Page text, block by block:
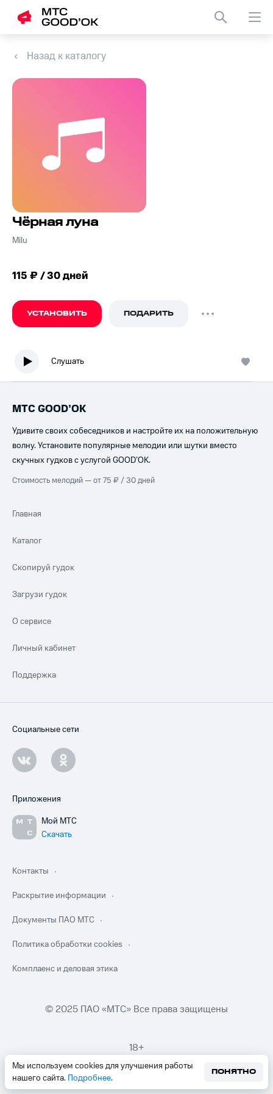
Назад к каталогу
Чёрная луна
Milu
115 ₽ / 30 дней
УСТАНОВИТЬ ПОДАРИТЬ
Слушать
Мы используем cookies для улучшения работы
нашего сайта. Подробнее.
ПОНЯТНО
МТС GOOD’OK
Удивите своих собеседников и настройте их на положительную
волну. Установите популярные мелодии или шутки вместо
скучных гудков с услугой GOOD’OK.
Стоимость мелодий — от 75 ₽ / 30 дней
Главная
Каталог
Скопируй гудок
Загрузи гудок
О сервисе
Личный кабинет
Поддержка
Социальные сети
Приложения
Мой МТС
Скачать
Контакты
Раскрытие информации
Документы ПАО МТС
Политика обработки cookies
Комплаенс и деловая этика
© 2025 ПАО «МТС» Все права защищены
18+